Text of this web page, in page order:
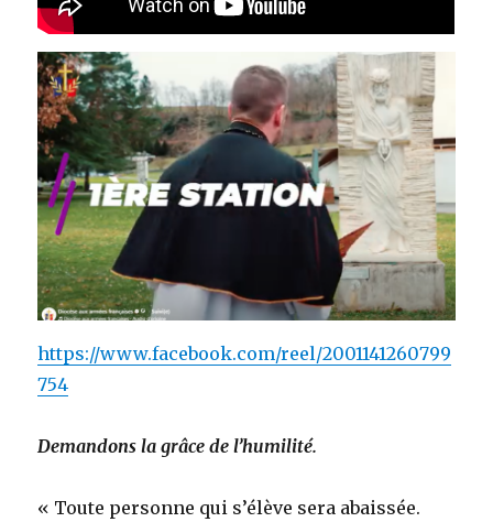
https://www.facebook.com/reel/2001141260799
754
Demandons la grâce de l’humilité.
« Toute personne qui s’élève sera abaissée.